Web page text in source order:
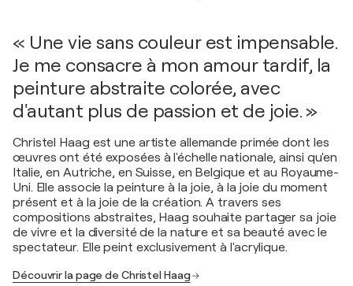
« Une vie sans couleur est impensable.
Je me consacre à mon amour tardif, la
peinture abstraite colorée, avec
d'autant plus de passion et de joie. »
Christel Haag est une artiste allemande primée dont les
œuvres ont été exposées à l'échelle nationale, ainsi qu'en
Italie, en Autriche, en Suisse, en Belgique et au Royaume-
Uni. Elle associe la peinture à la joie, à la joie du moment
présent et à la joie de la création. A travers ses
compositions abstraites, Haag souhaite partager sa joie
de vivre et la diversité de la nature et sa beauté avec le
spectateur. Elle peint exclusivement à l'acrylique.
Découvrir la page de Christel Haag